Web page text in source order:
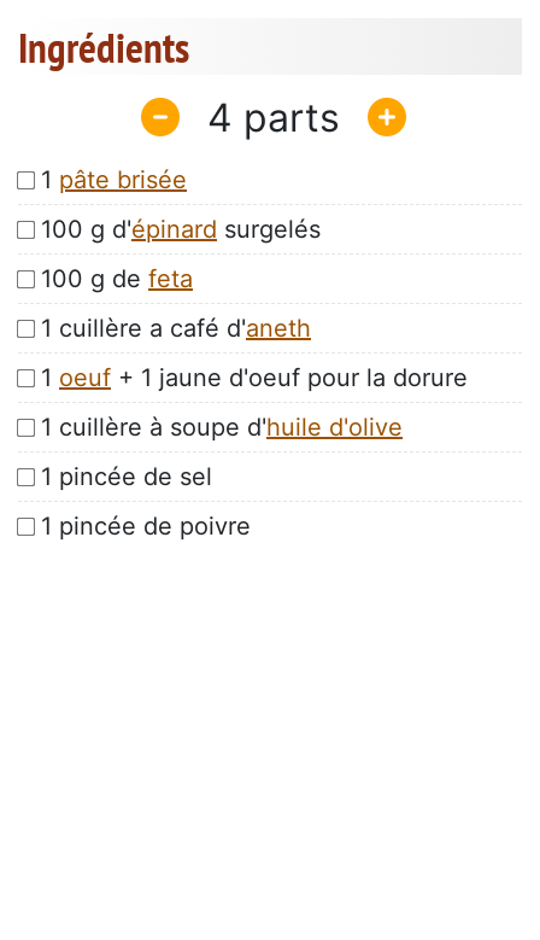
Ingrédients
4
1 pâte brisée
100 g d'épinard surgelés
100 g de feta
1 cuillère a café d'aneth
1 oeuf + 1 jaune d'oeuf pour la dorure
1 cuillère à soupe d'huile d'olive
1 pincée de sel
1 pincée de poivre